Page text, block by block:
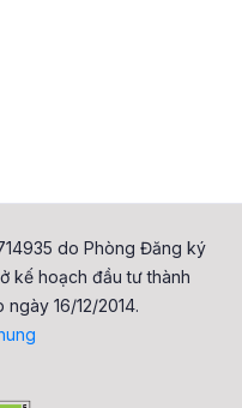
do Phòng Đăng ký
kế hoạch đầu tư thành
ngày 16/12/2014.